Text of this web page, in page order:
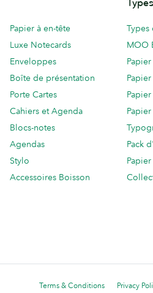
Papier à en-tête
Luxe Notecards
Enveloppes
Boîte de présentation
Porte Cartes
Cahiers et Agenda
Blocs-notes
Agendas
Stylo
Accessoires Boisson
MOO
Pack
Terms & Conditions
Privacy